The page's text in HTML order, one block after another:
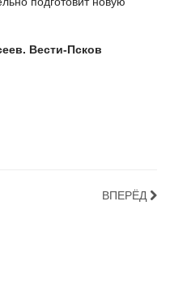
Вести-Псков
ВПЕРЁД